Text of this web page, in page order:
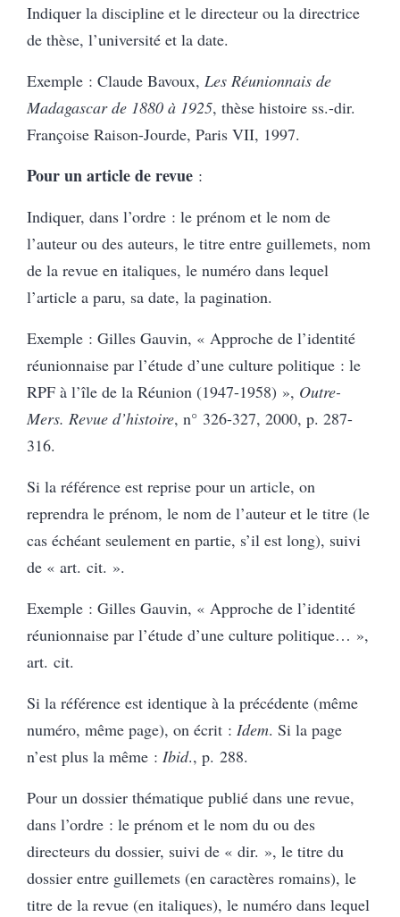
Indiquer la discipline et le directeur ou la directrice
de thèse, l’université et la date.
Exemple : Claude Bavoux, Les Réunionnais de
Madagascar de 1880 à 1925, thèse histoire ss.-dir.
Françoise Raison-Jourde, Paris VII, 1997.
Pour un article de revue :
Indiquer, dans l’ordre : le prénom et le nom de
l’auteur ou des auteurs, le titre entre guillemets, nom
de la revue en italiques, le numéro dans lequel
l’article a paru, sa date, la pagination.
Exemple : Gilles Gauvin, « Approche de l’identité
réunionnaise par l’étude d’une culture politique : le
RPF à l’île de la Réunion (1947-1958) », Outre-
Mers. Revue d’histoire, n° 326-327, 2000, p. 287-
316.
Si la référence est reprise pour un article, on
reprendra le prénom, le nom de l’auteur et le titre (le
cas échéant seulement en partie, s’il est long), suivi
de « art. cit. ».
Exemple : Gilles Gauvin, « Approche de l’identité
réunionnaise par l’étude d’une culture politique… »,
art. cit.
Si la référence est identique à la précédente (même
numéro, même page), on écrit : Idem. Si la page
n’est plus la même : Ibid., p. 288.
Pour un dossier thématique publié dans une revue,
dans l’ordre : le prénom et le nom du ou des
directeurs du dossier, suivi de « dir. », le titre du
dossier entre guillemets (en caractères romains), le
titre de la revue (en italiques), le numéro dans lequel